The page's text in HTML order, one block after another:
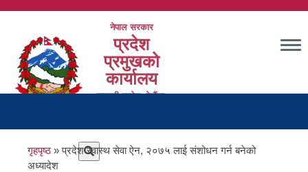
content
नेपाल सरकार
प्रदेश
प्रमुखको
कार्यालय
बागमती प्रदेश, हेटौंडा,
navigation
Breadcrumb
गृहपृष्ठ
प्रदेश स्वास्थ सेवा ऐन, २०७५ लाई संशोधन गर्न बनेको
अध्यादेश